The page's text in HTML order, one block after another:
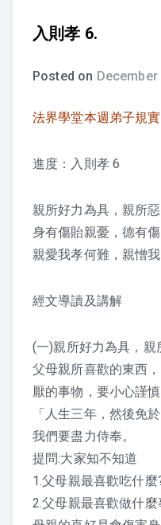
上課禮儀
2025 課程照
2023 課程照片
2022 上課照
2022 上課
2021 上課照
2020上課照片
2019 上課照
入則孝 6.
Posted on December
法界學堂本週弟子規
進度：入則孝 6
親所好力為具，親所
身有傷貽親憂，德有
親愛我孝何難，親憎
經文導讀及講解
(一)親所好力為具，親
父母親所喜歡的東西
厭的事物，要小心謹
「人生三年，然後免
我們要盡力侍奉。
提問:大家知不知道
1.父母親最喜歡吃什
2.父母親最喜歡做什